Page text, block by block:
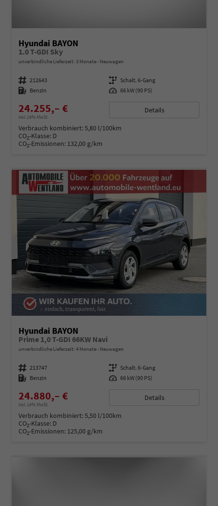
Hyundai BAYON
1.0 T-GDI Sky
unverbindliche Lieferzeit: 3 Monate Neuwagen
Fahrzeugnummer 212643 Getriebe Schalt. 6-Gang
Kraftstoff Benzin Leistung 66 kW (90 PS)
24.255,– €
incl. 19% MwSt.
Details
Verbrauch kombiniert:5,80 l/100km
CO2-Klasse: D
CO2-Emissionen: 132,00 g/km
Hyundai BAYON
Prime 1,0 T-GDI 66KW Navi
unverbindliche Lieferzeit: 4 Monate Neuwagen
Fahrzeugnummer 213747 Getriebe Schalt. 6-Gang
Kraftstoff Benzin Leistung 66 kW (90 PS)
24.880,– €
incl. 19% MwSt.
Details
Verbrauch kombiniert:5,50 l/100km
CO2-Klasse: D
CO2-Emissionen: 125,00 g/km